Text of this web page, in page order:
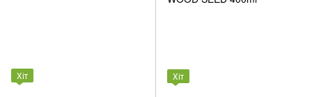
Хіт Хіт